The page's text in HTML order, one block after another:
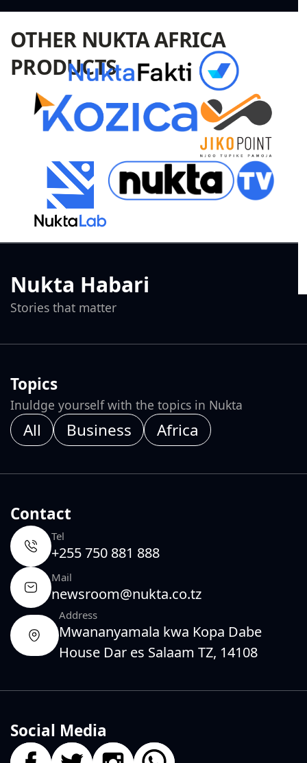
OTHER NUKTA AFRICA
PRODUCTS
Nukta Habari
Stories that matter
Topics
Inuldge yourself with the topics in Nukta
All Business Africa
Contact
Tel
+255 750 881 888
Mail
newsroom@nukta.co.tz
Address
Mwananyamala kwa Kopa Dabe
House Dar es Salaam TZ, 14108
Social Media